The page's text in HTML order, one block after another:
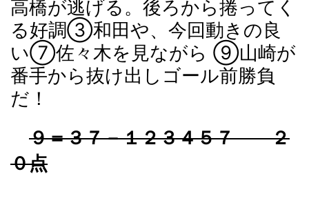
高橋が逃げる。後ろから捲ってく
る好調③和田や、今回動きの良
い⑦佐々木を見ながら ⑨山崎が
番手から抜け出しゴール前勝負
だ！
９＝３７－１２３４５７ ２
０点